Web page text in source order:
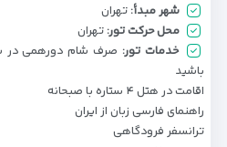
شهر مبدأ: تهران
محل حرکت تور: تهران
خدمات تور: صرف شام دورهمی در
باشید
اقامت در هتل ۴ ستاره با صبحانه
راهنمای فارسی زبان از ایران
ترانسفر فرودگاهی